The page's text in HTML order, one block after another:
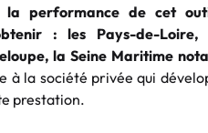
la performance de cet
: les Pays-de-
la Seine Maritime
à la société privée qui
prestation.